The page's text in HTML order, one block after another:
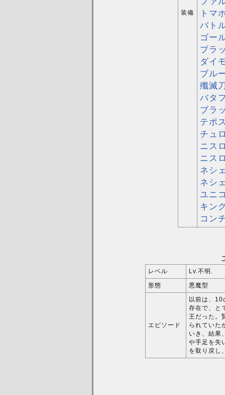
装備
トマ
バト
ゴー
ブラ
ダイ
ブル
殲滅
バタ
ブラ
テポ
チュ
ニス
ニス
ネシ
ネシ
ユニ
キン
コン
レベル
Lv.不明.
形態
悪魔型
エピソード
以前は、10
存在で、と
王だった。
られていた
いき、結果
や手足を失
を取り戻し